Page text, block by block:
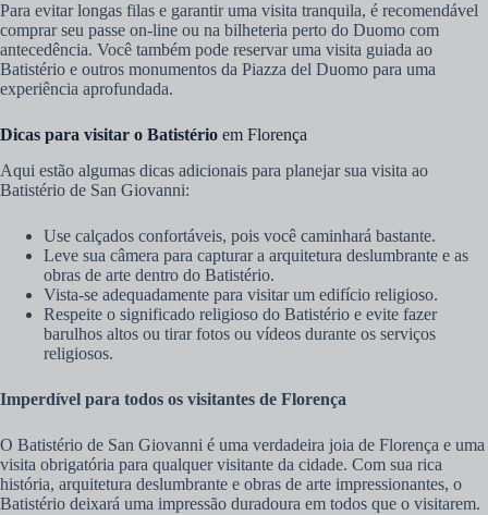
Para evitar longas filas e garantir uma visita tranquila, é recomendável
comprar seu passe on-line ou na bilheteria perto do Duomo com
antecedência. Você também pode reservar uma visita guiada ao
Batistério e outros monumentos da Piazza del Duomo para uma
experiência aprofundada.
Dicas para visitar o Batistério em Florença
Aqui estão algumas dicas adicionais para planejar sua visita ao
Batistério de San Giovanni:
Use calçados confortáveis, pois você caminhará bastante.
Leve sua câmera para capturar a arquitetura deslumbrante e as
obras de arte dentro do Batistério.
Vista-se adequadamente para visitar um edifício religioso.
Respeite o significado religioso do Batistério e evite fazer
barulhos altos ou tirar fotos ou vídeos durante os serviços
religiosos.
Imperdível para todos os visitantes de Florença
O Batistério de San Giovanni é uma verdadeira joia de Florença e uma
visita obrigatória para qualquer visitante da cidade. Com sua rica
história, arquitetura deslumbrante e obras de arte impressionantes, o
Batistério deixará uma impressão duradoura em todos que o visitarem.